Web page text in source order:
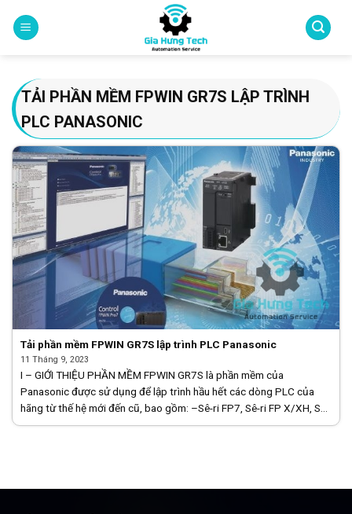
TẢI PHẦN MỀM FPWIN GR7S LẬP TRÌNH
PLC PANASONIC
Tải phần mềm FPWIN GR7S lập trình PLC Panasonic
11 Tháng 9, 2023
I – GIỚI THIỆU PHẦN MỀM FPWIN GR7S là phần mềm của
Panasonic được sử dụng để lập trình hầu hết các dòng PLC của
hãng từ thế hệ mới đến cũ, bao gồm: –Sê-ri FP7, Sê-ri FP X/XH, Sê-
ri [...]